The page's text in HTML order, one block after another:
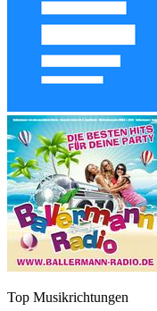
Top Musikrichtungen